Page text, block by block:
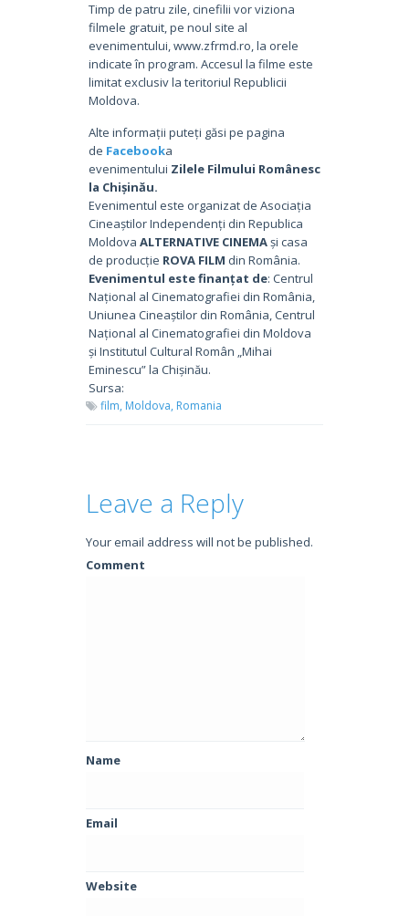
Timp de patru zile, cinefilii vor viziona
filmele gratuit, pe noul site al
evenimentului, www.zfrmd.ro, la orele
indicate în program. Accesul la filme este
limitat exclusiv la teritoriul Republicii
Moldova.
Alte informații puteți găsi pe pagina
de Facebooka
evenimentului Zilele Filmului Românesc
la Chișinău.
Evenimentul este organizat de Asociația
Cineaștilor Independenți din Republica
Moldova ALTERNATIVE CINEMAși casa
de producție ROVA FILM din România.
Evenimentul este finanțat de: Centrul
Național al Cinematografiei din România,
Uniunea Cineaștilor din România, Centrul
Național al Cinematografiei din Moldova
și Institutul Cultural Român „Mihai
Eminescu” la Chișinău.
Sursa:
film, Moldova, Romania
Leave a Reply
Your email address will not be published.
Comment
Name
Email
Website